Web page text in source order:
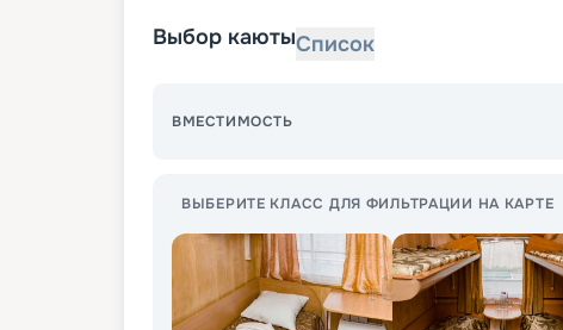
Выбор каютыСписок
ВМЕСТИМОСТЬ
ВЫБЕРИТЕ КЛАСС ДЛЯ ФИЛЬТРАЦИИ НА КАРТЕ